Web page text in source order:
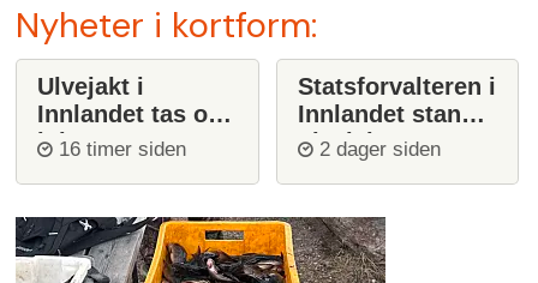
Nyheter i kortform:
Ulvejakt i
Innlandet tas opp
igjen
16 timer siden
Statsforvalteren i
Innlandet stanser
ulvejakt
2 dager siden